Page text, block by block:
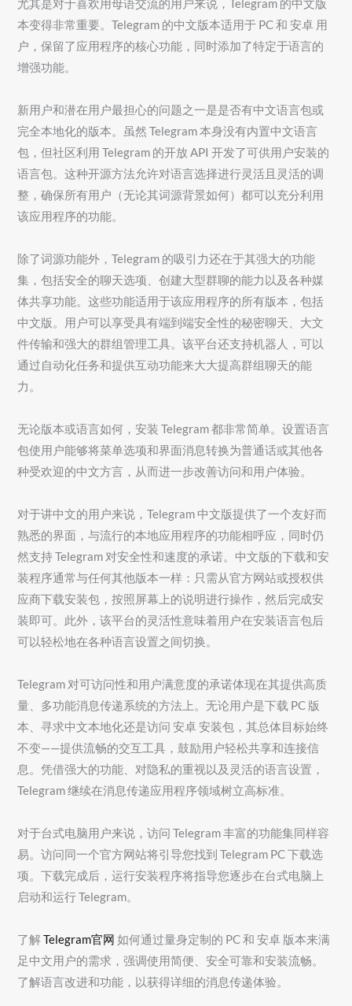
尤其是对于喜欢用母语交流的用户来说，Telegram 的中文版
本变得非常重要。Telegram 的中文版本适用于 PC 和 安卓 用
户，保留了应用程序的核心功能，同时添加了特定于语言的
增强功能。
新用户和潜在用户最担心的问题之一是是否有中文语言包或
完全本地化的版本。虽然 Telegram 本身没有内置中文语言
包，但社区利用 Telegram 的开放 API 开发了可供用户安装的
语言包。这种开源方法允许对语言选择进行灵活且灵活的调
整，确保所有用户（无论其词源背景如何）都可以充分利用
该应用程序的功能。
除了词源功能外，Telegram 的吸引力还在于其强大的功能
集，包括安全的聊天选项、创建大型群聊的能力以及各种媒
体共享功能。这些功能适用于该应用程序的所有版本，包括
中文版。用户可以享受具有端到端安全性的秘密聊天、大文
件传输和强大的群组管理工具。该平台还支持机器人，可以
通过自动化任务和提供互动功能来大大提高群组聊天的能
力。
无论版本或语言如何，安装 Telegram 都非常简单。设置语言
包使用户能够将菜单选项和界面消息转换为普通话或其他各
种受欢迎的中文方言，从而进一步改善访问和用户体验。
对于讲中文的用户来说，Telegram 中文版提供了一个友好而
熟悉的界面，与流行的本地应用程序的功能相呼应，同时仍
然支持 Telegram 对安全性和速度的承诺。中文版的下载和安
装程序通常与任何其他版本一样：只需从官方网站或授权供
应商下载安装包，按照屏幕上的说明进行操作，然后完成安
装即可。此外，该平台的灵活性意味着用户在安装语言包后
可以轻松地在各种语言设置之间切换。
Telegram 对可访问性和用户满意度的承诺体现在其提供高质
量、多功能消息传递系统的方法上。无论用户是下载 PC 版
本、寻求中文本地化还是访问 安卓 安装包，其总体目标始终
不变——提供流畅的交互工具，鼓励用户轻松共享和连接信
息。凭借强大的功能、对隐私的重视以及灵活的语言设置，
Telegram 继续在消息传递应用程序领域树立高标准。
对于台式电脑用户来说，访问 Telegram 丰富的功能集同样容
易。访问同一个官方网站将引导您找到 Telegram PC 下载选
项。下载完成后，运行安装程序将指导您逐步在台式电脑上
启动和运行 Telegram。
了解Telegram官网 如何通过量身定制的 PC 和 安卓 版本来满
足中文用户的需求，强调使用简便、安全可靠和安装流畅。
了解语言改进和功能，以获得详细的消息传递体验。